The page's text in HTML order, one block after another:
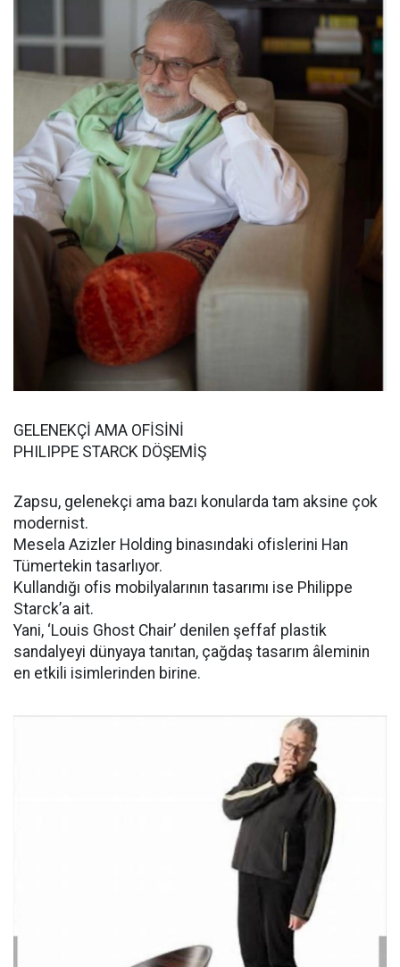
GELENEKÇİ AMA OFİSİNİ
PHILIPPE STARCK DÖŞEMİŞ
Zapsu, gelenekçi ama bazı konularda tam aksine çok
modernist.
Mesela Azizler Holding binasındaki ofislerini Han
Tümertekin tasarlıyor.
Kullandığı ofis mobilyalarının tasarımı ise Philippe
Starck’a ait.
Yani, ‘Louis Ghost Chair’ denilen şeffaf plastik
sandalyeyi dünyaya tanıtan, çağdaş tasarım âleminin
en etkili isimlerinden birine.